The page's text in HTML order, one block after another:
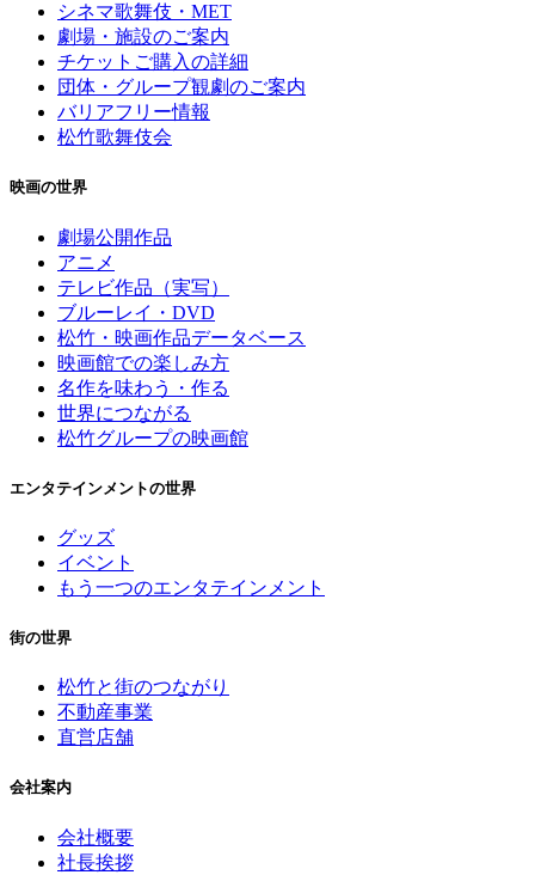
シネマ歌舞伎・MET
劇場・施設のご案内
チケットご購入の詳細
団体・グループ観劇のご案内
バリアフリー情報
松竹歌舞伎会
映画の世界
劇場公開作品
アニメ
テレビ作品（実写）
ブルーレイ・DVD
松竹・映画作品データベース
映画館での楽しみ方
名作を味わう・作る
世界につながる
松竹グループの映画館
エンタテインメントの世界
グッズ
イベント
もう一つのエンタテインメント
街の世界
松竹と街のつながり
不動産事業
直営店舗
会社案内
会社概要
社長挨拶